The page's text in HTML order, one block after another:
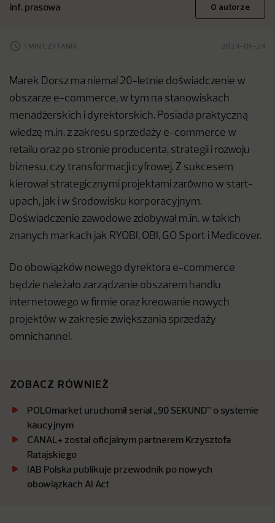
inf. prasowa O autorze
1 MIN CZYTANIA 2024-06-24
Marek Dorsz ma niemal 20-letnie doświadczenie w
obszarze e-commerce, w tym na stanowiskach
menadżerskich i dyrektorskich. Posiada praktyczną
wiedzę m.in. z zakresu sprzedaży e-commerce w
retailu oraz po stronie producenta, strategii i rozwoju
biznesu, czy transformacji cyfrowej. Z sukcesem
kierował strategicznymi projektami zarówno w start-
upach, jak i w środowisku korporacyjnym.
Doświadczenie zawodowe zdobywał m.in. w takich
znanych markach jak RYOBI, OBI, GO Sport i Medicover.
Do obowiązków nowego dyrektora e-commerce
będzie należało zarządzanie obszarem handlu
internetowego w firmie oraz kreowanie nowych
projektów w zakresie zwiększania sprzedaży
omnichannel.
ZOBACZ RÓWNIEŻ
POLOmarket uruchomił serial „90 SEKUND” o systemie
kaucyjnym
CANAL+ został oficjalnym partnerem Krzysztofa
Ratajskiego
IAB Polska publikuje przewodnik po nowych
obowiązkach AI Act